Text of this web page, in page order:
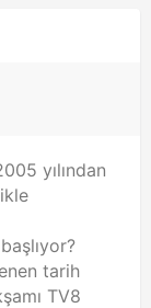
yılından
tarih
TV8